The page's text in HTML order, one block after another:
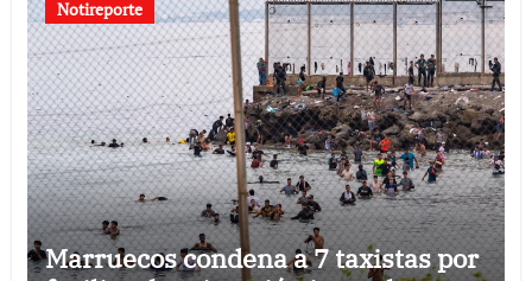
Notireporte
Marruecos condena a 7 taxistas por